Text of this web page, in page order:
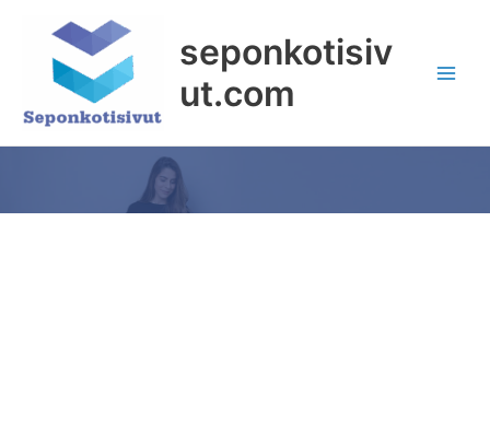
sisältöön
seponkotisiv
ut.com